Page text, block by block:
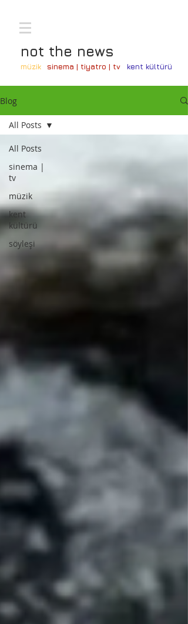
not the news
müzik sinema | tiyatro | tv kent kültürü
Blog
All Posts
sinema |
tv
müzik
kent
kültürü
söyleşi
All Posts